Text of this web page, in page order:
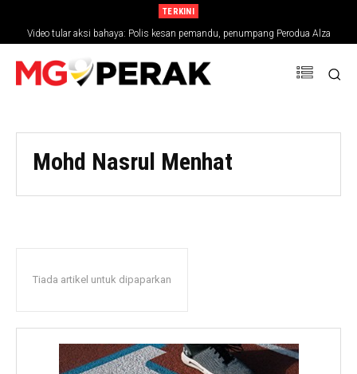
TERKINI
Video tular aksi bahaya: Polis kesan pemandu, penumpang Perodua Alza
Mohd Nasrul Menhat
Tiada artikel untuk dipaparkan